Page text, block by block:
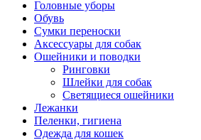
Головные уборы
Обувь
Сумки переноски
Аксессуары для собак
Ошейники и поводки
Ринговки
Шлейки для собак
Светящиеся ошейники
Лежанки
Пеленки, гигиена
Одежда для кошек